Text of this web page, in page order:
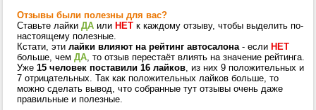
Отзывы были полезны для вас?
Ставьте лайки ДА или НЕТ к каждому отзыву, чтобы выделить по-
настоящему полезные.
Кстати, эти лайки влияют на рейтинг автосалона- если НЕТ
больше, чем ДА, то отзыв перестаёт влиять на значение рейтинга.
Уже 15 человек поставили 16 лайков, из них 9 положительных и
7 отрицательных. Так как положительных лайков больше, то
можно сделать вывод, что собранные тут отзывы очень даже
правильные и полезные.